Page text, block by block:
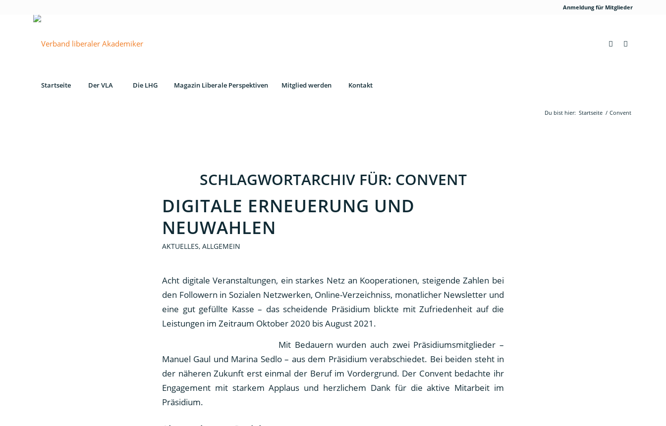
Anmeldung für Mitglieder
Startseite Der VLA Die LHG Magazin Liberale Perspektiven Mitglied werden Kontakt
Du bist hier: Startseite / Convent
SCHLAGWORTARCHIV FÜR: CONVENT
DIGITALE ERNEUERUNG UND
NEUWAHLEN
AKTUELLES, ALLGEMEIN
Acht digitale Veranstaltungen, ein starkes Netz an Kooperationen, steigende Zahlen bei
den Followern in Sozialen Netzwerken, Online-Verzeichniss, monatlicher Newsletter und
eine gut gefüllte Kasse – das scheidende Präsidium blickte mit Zufriedenheit auf die
Leistungen im Zeitraum Oktober 2020 bis August 2021.
Mit Bedauern wurden auch zwei Präsidiumsmitglieder –
Manuel Gaul und Marina Sedlo – aus dem Präsidium verabschiedet. Bei beiden steht in
der näheren Zukunft erst einmal der Beruf im Vordergrund. Der Convent bedachte ihr
Engagement mit starkem Applaus und herzlichem Dank für die aktive Mitarbeit im
Präsidium.